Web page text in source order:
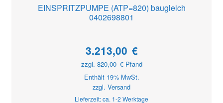
EINSPRITZPUMPE (ATP=820) baugleich
0402698801
3.213,00 €
zzgl. 820,00 €Pfand
Enthält 19% MwSt.
zzgl. Versand
Lieferzeit: ca. 1-2 Werktage